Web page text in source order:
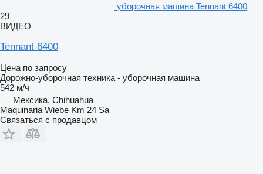
уборочная машина Tennant 6400
29
ВИДЕО
Tennant 6400
Цена по запросу
Дорожно-уборочная техника - уборочная машина
542 м/ч
Мексика, Chihuahua
Maquinaria Wiebe Km 24 Sa
Связаться с продавцом